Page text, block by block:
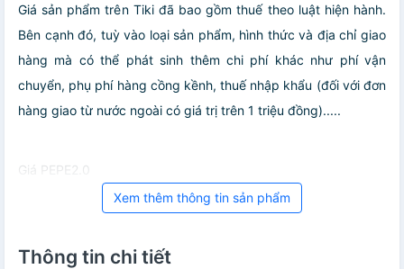
Giá sản phẩm trên Tiki đã bao gồm thuế theo luật hiện hành.
Bên cạnh đó, tuỳ vào loại sản phẩm, hình thức và địa chỉ giao
hàng mà có thể phát sinh thêm chi phí khác như phí vận
chuyển, phụ phí hàng cồng kềnh, thuế nhập khẩu (đối với đơn
hàng giao từ nước ngoài có giá trị trên 1 triệu đồng).....
Giá PEPE2.0
Xem thêm thông tin sản phẩm
Thông tin chi tiết